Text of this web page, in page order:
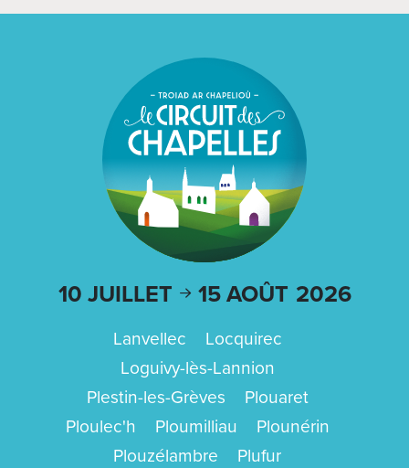
10 JUILLET 15 AOÛT 2026
Lanvellec
Locquirec
Loguivy-lès-Lannion
Plestin-les-Grèves
Plouaret
Ploulec'h
Ploumilliau
Plounérin
Plouzélambre
Plufur